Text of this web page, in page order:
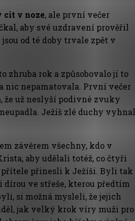
cit v noze, ale první večer
aby své uzdravení prověřil
od té doby trvale zpět v
zhruba rok a způsobovalo jí to
nic nepamatovala. První večer
že už neslyší podivné zvuky
Ježíš zlé duchy vyhnal
závěrem všechny, kdo v
aby udělali totéž, co čtyři
přinesli k Ježíši. Byli tak
dírou ve střeše, kterou předtím
si možná mysleli, že jejich
jak velký krok víry muži pro